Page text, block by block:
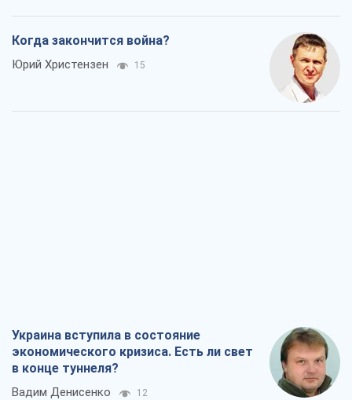
Когда закончится война?
Юрий Христензен 15
Украина вступила в состояние
экономического кризиса. Есть ли свет
в конце туннеля?
Вадим Денисенко 12